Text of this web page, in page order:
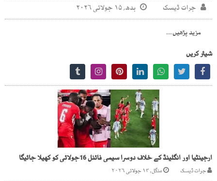
جرات ڈیسک
بدھ, ۱۵ جولائی ۲۰۲۶
مزید پڑھیں...
شیئر کریں
ارجینٹیا اور انگلینڈ کے خلاف دوسرا سیمی فائنل 16جولائی کو کھیلا جائیگا
جرات ڈیسک منگل, ۱۴ جولائی ۲۰۲۶